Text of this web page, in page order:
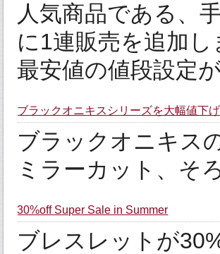
人気商品である、
に1連販売を追加
最安値の値段設定
ブラックオニキスシリーズを大幅値下
ブラックオニキス
ミラーカット、そ
30%off Super Sale in Summer
ブレスレットが